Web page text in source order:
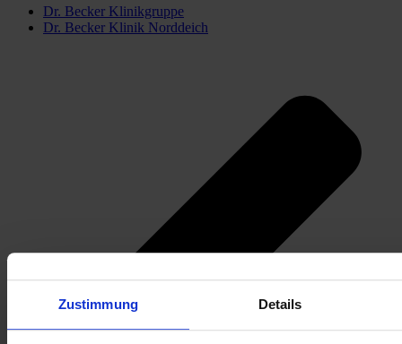
Zustimmung Details
Dr. Becker Klinikgruppe
Dr. Becker Klinik Norddeich